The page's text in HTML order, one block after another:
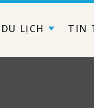
DU LỊCH TIN